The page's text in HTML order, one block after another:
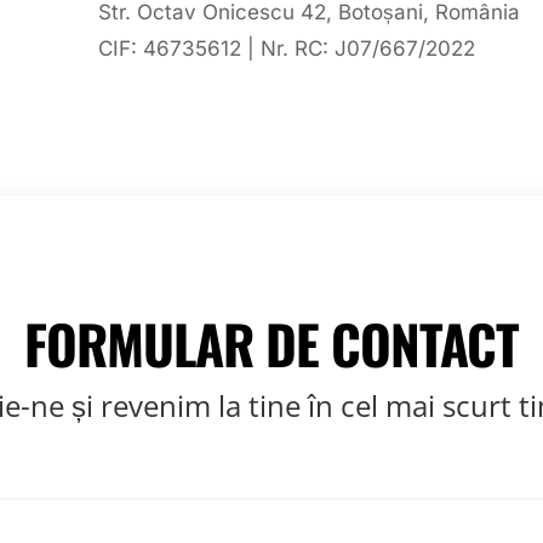
Str. Octav Onicescu 42, Botoșani, România
CIF: 46735612 | Nr. RC: J07/667/2022
FORMULAR DE CONTACT
ne și revenim la tine în cel mai scurt